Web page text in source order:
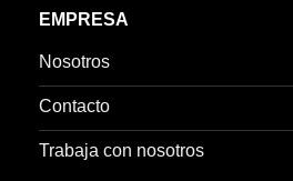
EMPRESA
Nosotros
Contacto
Trabaja con nosotros